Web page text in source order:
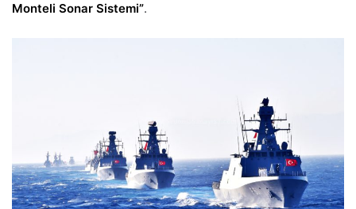
Monteli Sonar Sistemi”.